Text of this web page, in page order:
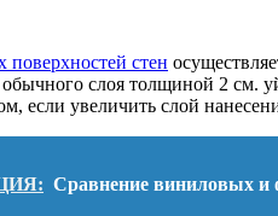
стен
слоя толщиной 2 см.
если увеличить слой
Сравнение виниловых и